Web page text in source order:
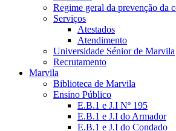
Regime geral da prevenção da
Serviços
Atestados
Atendimento
Universidade Sénior de Marvila
Recrutamento
Marvila
Biblioteca de Marvila
Ensino Público
E.B.1 e J.I Nº 195
E.B.1 e J.I do Armador
E.B.1 e J.I do Condado